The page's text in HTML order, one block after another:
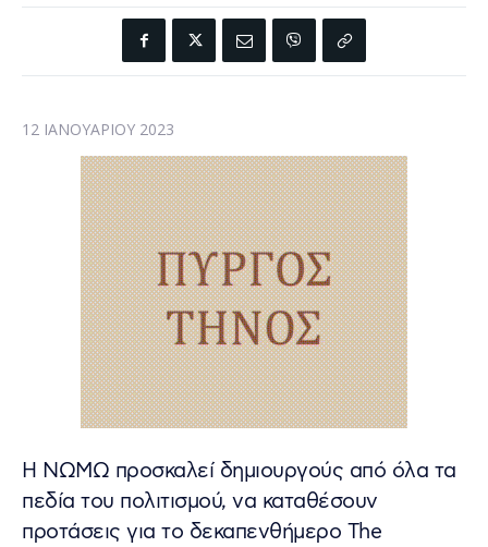
12 ΙΑΝΟΥΑΡΊΟΥ 2023
Η ΝΩΜΩ προσκαλεί δημιουργούς από όλα τα
πεδία του πολιτισμού, να καταθέσουν
προτάσεις για το δεκαπενθήμερο The